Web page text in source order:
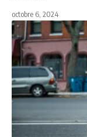
octobre 6, 2024